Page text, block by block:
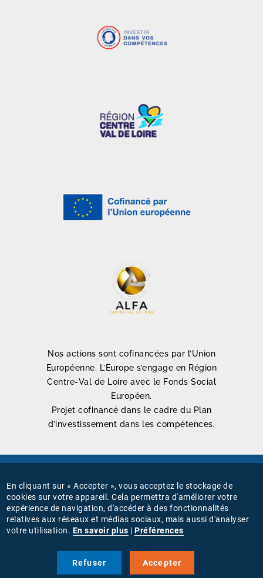
Nos actions sont cofinancées par l’Union
Européenne. L’Europe s’engage en Région
Centre-Val de Loire avec le Fonds Social
Européen.
Projet cofinancé dans le cadre du Plan
d’investissement dans les compétences.
MENU
PIED
DE
PAGE
Mentions légales
Connexion
Gestion des cookies
Nous suivre sur
En cliquant sur « Accepter », vous acceptez le stockage de
cookies sur votre appareil. Cela permettra d'améliorer votre
expérience de navigation, d'accéder à des fonctionnalités
relatives aux réseaux et médias sociaux, mais aussi d'analyser
votre utilisation. En savoir plus |Préférences
Refuser Accepter